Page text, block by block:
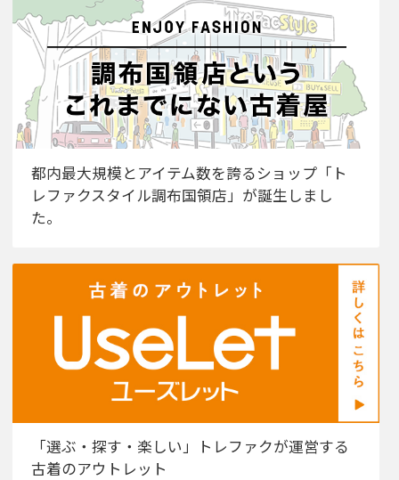
都内最大規模とアイテム数を誇るショップ「ト
レファクスタイル調布国領店」が誕生しまし
た。
「選ぶ・探す・楽しい」トレファクが運営する
古着のアウトレット